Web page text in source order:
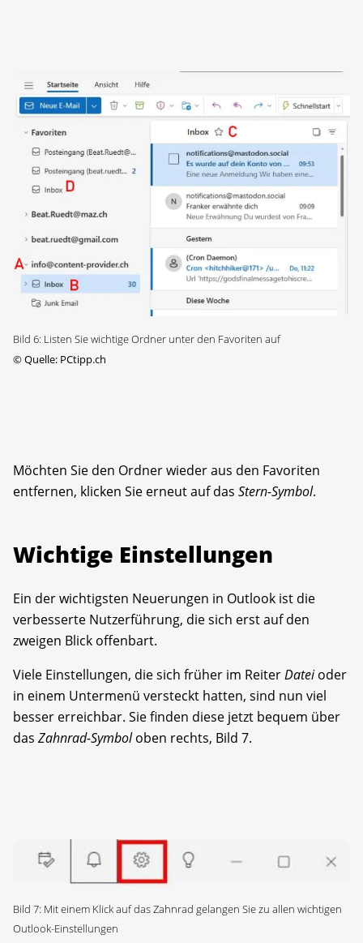
Bild 6: Listen Sie wichtige Ordner unter den Favoriten auf
©Quelle: PCtipp.ch
Möchten Sie den Ordner wieder aus den Favoriten
entfernen, klicken Sie erneut auf das Stern-Symbol.
Wichtige Einstellungen
Ein der wichtigsten Neuerungen in Outlook ist die
verbesserte Nutzerführung, die sich erst auf den
zweigen Blick offenbart.
Viele Einstellungen, die sich früher im ReiterDateioder
in einem Untermenü versteckt hatten, sind nun viel
besser erreichbar. Sie finden diese jetzt bequem über
das Zahnrad-Symboloben rechts, Bild 7.
Bild 7: Mit einem Klick auf das Zahnrad gelangen Sie zu allen wichtigen
Outlook-Einstellungen